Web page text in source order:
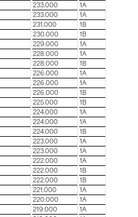
233.000
1A
233.000
1A
231.000
1B
230.000
1B
229.000
1A
228.000
1A
228.000
1B
226.000
1A
226.000
1A
226.000
1B
225.000
1B
224.000
1A
224.000
1A
224.000
1B
223.000
1A
223.000
1A
222.000
1A
222.000
1B
222.000
1B
221.000
1A
220.000
1A
219.000
1A